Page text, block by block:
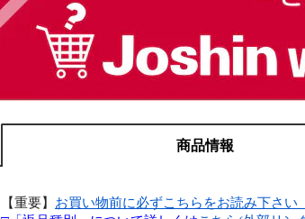
商品情報
【重要】 お買い物前に必ずこちらをお読み下さい